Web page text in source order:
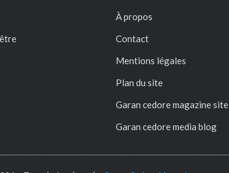
À propos
Contact
Mentions légales
Plan du site
Garan cedore magazine site
Garan cedore media blog